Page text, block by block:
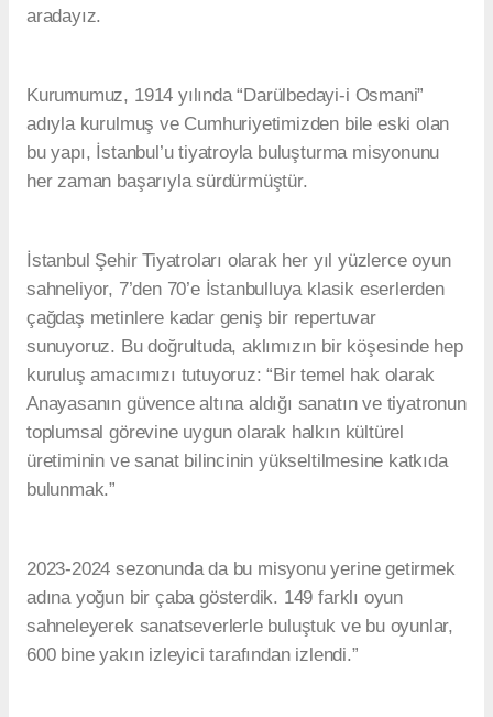
aradayız.
Kurumumuz, 1914 yılında “Darülbedayi-i Osmani”
adıyla kurulmuş ve Cumhuriyetimizden bile eski olan
bu yapı, İstanbul’u tiyatroyla buluşturma misyonunu
her zaman başarıyla sürdürmüştür.
İstanbul Şehir Tiyatroları olarak her yıl yüzlerce oyun
sahneliyor, 7’den 70’e İstanbulluya klasik eserlerden
çağdaş metinlere kadar geniş bir repertuvar
sunuyoruz. Bu doğrultuda, aklımızın bir köşesinde hep
kuruluş amacımızı tutuyoruz: “Bir temel hak olarak
Anayasanın güvence altına aldığı sanatın ve tiyatronun
toplumsal görevine uygun olarak halkın kültürel
üretiminin ve sanat bilincinin yükseltilmesine katkıda
bulunmak.”
2023-2024 sezonunda da bu misyonu yerine getirmek
adına yoğun bir çaba gösterdik. 149 farklı oyun
sahneleyerek sanatseverlerle buluştuk ve bu oyunlar,
600 bine yakın izleyici tarafından izlendi.”